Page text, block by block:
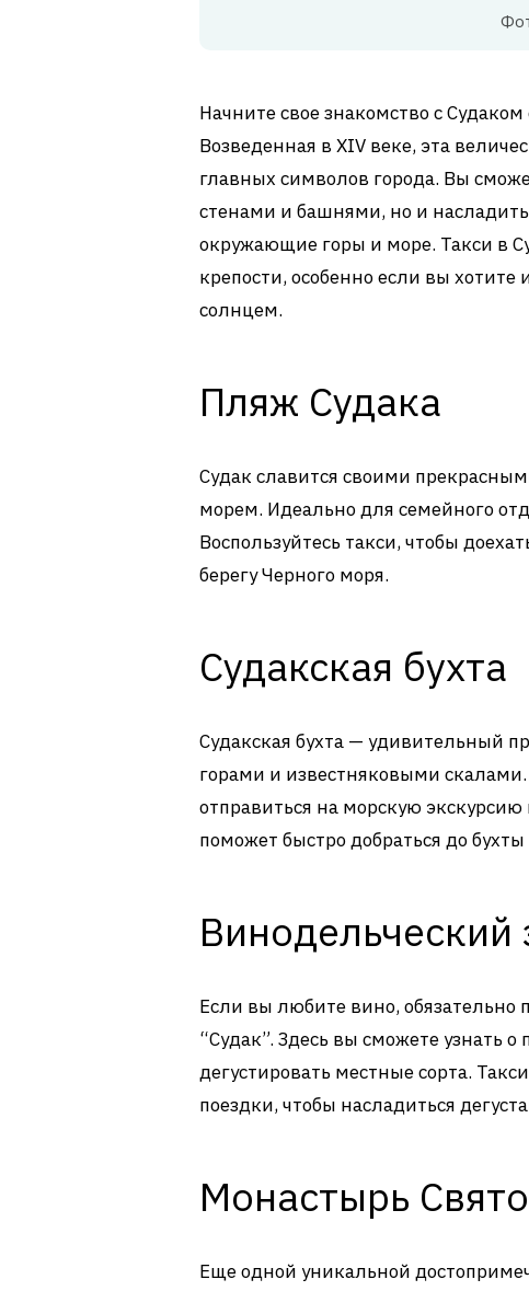
Начните свое знакомство с
Возведенная в XIV веке, эта
главных символов города. Вы
стенами и башнями, но и
окружающие горы и море. Такси в
крепости, особенно если вы
солнцем.
Пляж Судака
Судак славится своими
морем. Идеально для семейного
Воспользуйтесь такси, чтобы
берегу Черного моря.
Судакская бухта
Судакская бухта — удивительный
горами и известняковыми
отправиться на морскую
поможет быстро добраться до
Винодельческий
Если вы любите вино, обязательно
“Судак”. Здесь вы сможете узнать
дегустировать местные сорта.
поездки, чтобы насладиться
Монастырь
Еще одной уникальной